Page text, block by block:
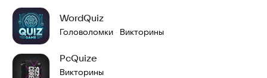
WordQuiz
Головоломки · Викторины
PcQuize
Викторины